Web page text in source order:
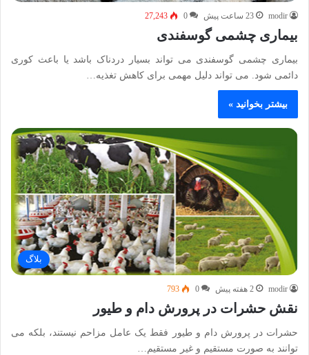
modir 23 ساعت پیش 0
27,243
بیماری چشمی گوسفندی
بیماری چشمی گوسفندی می تواند بسیار دردناک باشد یا باعث کوری
دائمی شود. می تواند دلیل مهمی برای کاهش تغذیه…
بیشتر بخوانید »
بلاگ
modir 2 هفته پیش 0
793
نقش حشرات در پرورش دام و طیور
حشرات در پرورش دام و طیور فقط یک عامل مزاحم نیستند، بلکه می
توانند به صورت مستقیم و غیر مستقیم…